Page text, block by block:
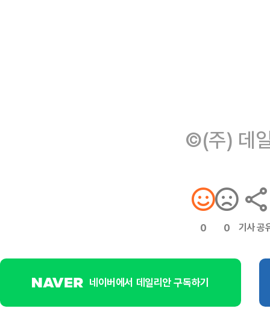
©(주) 데
0 0 기사 공
네이버에서 데일리안 구독하기